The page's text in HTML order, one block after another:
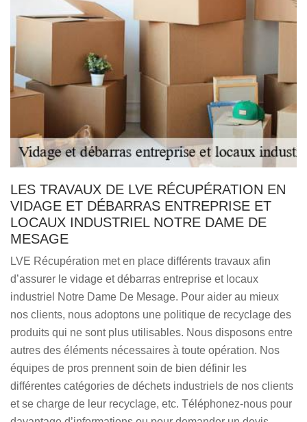
LES TRAVAUX DE LVE RÉCUPÉRATION EN
VIDAGE ET DÉBARRAS ENTREPRISE ET
LOCAUX INDUSTRIEL NOTRE DAME DE
MESAGE
LVE Récupération met en place différents travaux afin
d’assurer le vidage et débarras entreprise et locaux
industriel Notre Dame De Mesage. Pour aider au mieux
nos clients, nous adoptons une politique de recyclage des
produits qui ne sont plus utilisables. Nous disposons entre
autres des éléments nécessaires à toute opération. Nos
équipes de pros prennent soin de bien définir les
différentes catégories de déchets industriels de nos clients
et se charge de leur recyclage, etc. Téléphonez-nous pour